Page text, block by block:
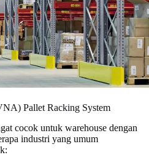
Pallet Racking System
cocok untuk warehouse dengan
industri yang umum